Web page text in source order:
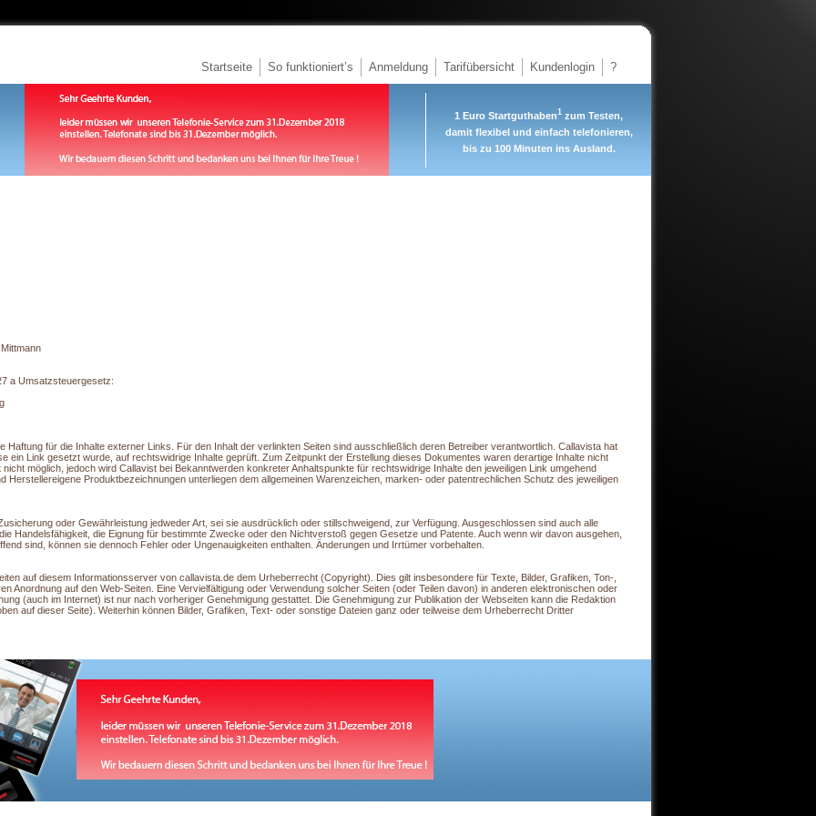
Startseite So funktioniert’s Anmeldung Tarifübersicht Kundenlogin ?
1 Euro Startguthaben1 zum Testen,
damit flexibel und einfach telefonieren,
bis zu 100 Minuten ins Ausland.
a Umsatzsteuergesetz:
Haftung für die Inhalte externer Links. Für den Inhalt der verlinkten Seiten sind ausschließlich deren Betreiber verantwortlich. Callavista hat
ein Link gesetzt wurde, auf rechtswidrige Inhalte geprüft. Zum Zeitpunkt der Erstellung dieses Dokumentes waren derartige Inhalte nicht
möglich, jedoch wird Callavist bei Bekanntwerden konkreter Anhaltspunkte für rechtswidrige Inhalte den jeweiligen Link umgehend
Herstellereigene Produktbezeichnungen unterliegen dem allgemeinen Warenzeichen, marken- oder patentrechlichen Schutz des jeweiligen
oder Gewährleistung jedweder Art, sei sie ausdrücklich oder stillschweigend, zur Verfügung. Ausgeschlossen sind auch alle
Handelsfähigkeit, die Eignung für bestimmte Zwecke oder den Nichtverstoß gegen Gesetze und Patente. Auch wenn wir davon ausgehen,
sind, können sie dennoch Fehler oder Ungenauigkeiten enthalten. Änderungen und Irrtümer vorbehalten.
auf diesem Informationsserver von callavista.de dem Urheberrecht (Copyright). Dies gilt insbesondere für Texte, Bilder, Grafiken, Ton-,
Anordnung auf den Web-Seiten. Eine Vervielfältigung oder Verwendung solcher Seiten (oder Teilen davon) in anderen elektronischen oder
(auch im Internet) ist nur nach vorheriger Genehmigung gestattet. Die Genehmigung zur Publikation der Webseiten kann die Redaktion
auf dieser Seite). Weiterhin können Bilder, Grafiken, Text- oder sonstige Dateien ganz oder teilweise dem Urheberrecht Dritter